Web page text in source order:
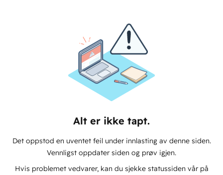
Alt er ikke tapt.
Det oppstod en uventet feil under innlasting av denne siden.
Vennligst oppdater siden og prøv igjen.
Hvis problemet vedvarer, kan du sjekke statussiden vår på